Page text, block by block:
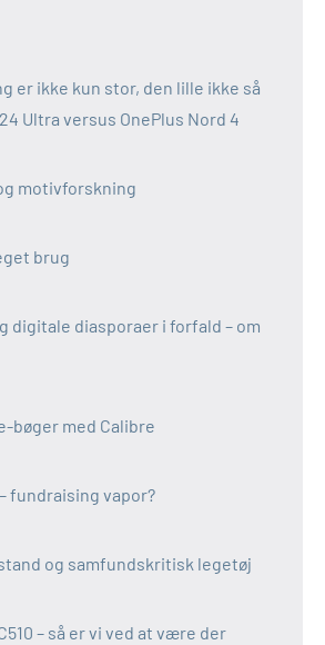
er ikke kun stor, den lille ikke så
Ultra versus OnePlus Nord 4
motivforskning
brug
digitale diasporaer i forfald – om
bøger med Calibre
fundraising vapor?
og samfundskritisk legetøj
– så er vi ved at være der